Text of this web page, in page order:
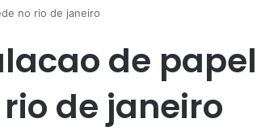
no rio de janeiro
de papel
de janeiro